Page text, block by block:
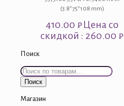
(3.8*75*108 mm)
410.00 ₽Цена со
скидкой : 260.00 ₽
Поиск
Искать:
Поиск
Магазин